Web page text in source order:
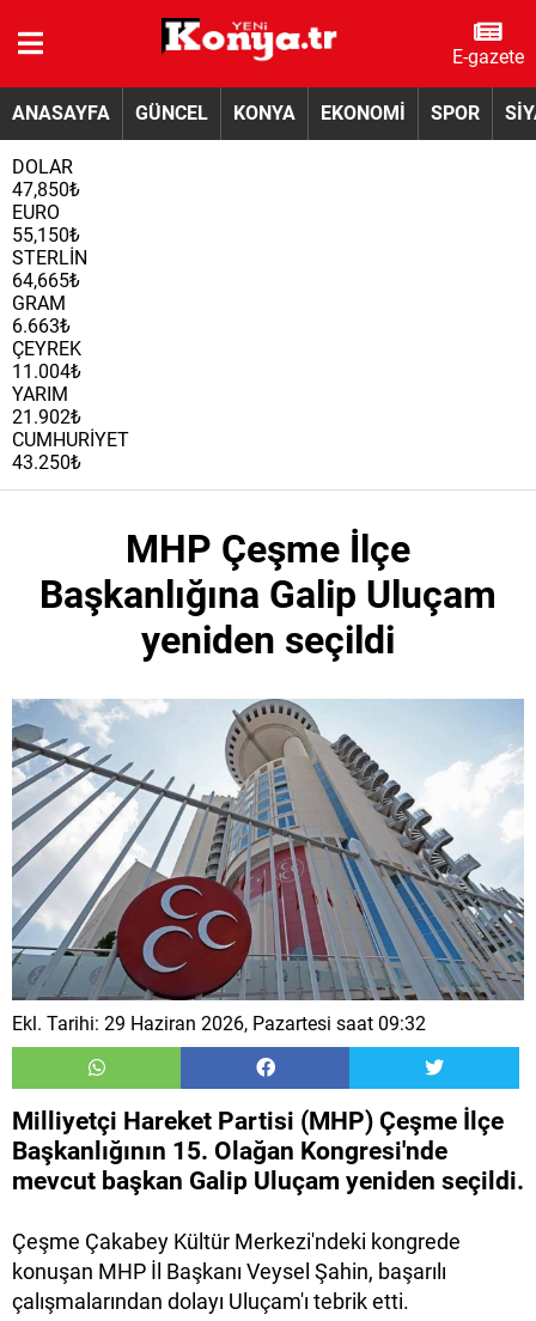
E-gazete
ANASAYFA GÜNCEL KONYA EKONOMİ SPOR
DOLAR
47,850₺
EURO
55,150₺
STERLİN
64,665₺
GRAM
6.663₺
ÇEYREK
11.004₺
YARIM
21.902₺
CUMHURİYET
43.250₺
MHP Çeşme İlçe
Başkanlığına Galip Uluçam
yeniden seçildi
Ekl. Tarihi: 29 Haziran 2026, Pazartesi saat 09:32
Milliyetçi Hareket Partisi (MHP) Çeşme İlçe
Başkanlığının 15. Olağan Kongresi'nde
mevcut başkan Galip Uluçam yeniden seçildi.
Çeşme Çakabey Kültür Merkezi'ndeki kongrede
konuşan MHP İl Başkanı Veysel Şahin, başarılı
çalışmalarından dolayı Uluçam'ı tebrik etti.